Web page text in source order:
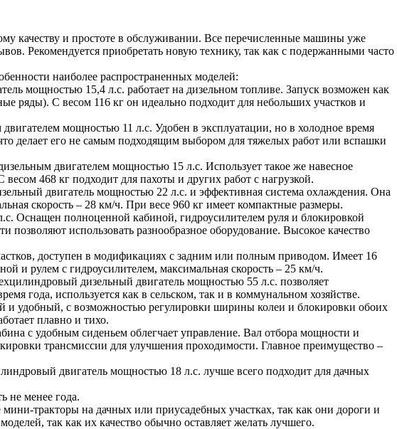
качеству и простоте в обслуживании. Все перечисленные машины уже
Рекомендуется приобретать новую технику, так как с подержанными часто
наиболее распространенных моделей:
мощностью 15,4 л.с. работает на дизельном топливе. Запуск возможен как
ряды). С весом 116 кг он идеально подходит для небольших участков и
мощностью 11 л.с. Удобен в эксплуатации, но в холодное время
делает его не самым подходящим выбором для тяжелых работ или вспашки
двигателем мощностью 15 л.с. Использует такое же навесное
468 кг подходит для пахоты и других работ с нагрузкой.
двигатель мощностью 22 л.с. и эффективная система охлаждения. Она
скорость – 28 км/ч. При весе 960 кг имеет компактные размеры.
Оснащен полноценной кабиной, гидроусилителем руля и блокировкой
использовать разнообразное оборудование. Высокое качество
доступен в модификациях с задним или полным приводом. Имеет 16
и рулем с гидроусилителем, максимальная скорость – 25 км/ч.
дизельный двигатель мощностью 55 л.с. позволяет
года, используется как в сельском, так и в коммунальном хозяйстве.
удобный, с возможностью регулировки ширины колеи и блокировки обоих
плавно и тихо.
с удобным сиденьем облегчает управление. Вал отбора мощности и
трансмиссии для улучшения проходимости. Главное преимущество –
двигатель мощностью 18 л.с. лучше всего подходит для дачных
не менее года.
тракторы на дачных или приусадебных участках, так как они дороги и
так как их качество обычно оставляет желать лучшего.